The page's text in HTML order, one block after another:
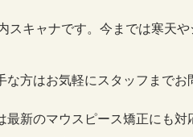
親知らず
スキャナです。今までは寒天
な方はお気軽にスタッフまでお
最新のマウスピース矯正にも